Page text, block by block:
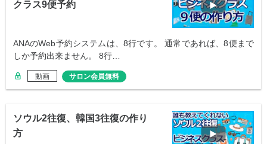
クラス9便予約
ANAのWeb予約システムは、8行です。 通常であれば、8便まで
しか予約出来ません。 8行…
動画 サロン会員無料
ソウル2往復、韓国3往復の作り
方